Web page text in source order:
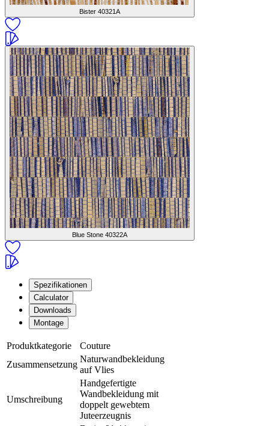
Bister 40321A
Blue Stone 40322A
Spezifikationen
Calculator
Downloads
Montage
Produktkategorie
Couture
Zusammensetzung
Naturwandbekleidung
auf Vlies
Umschreibung
Handgefertigte
Wandbekleidung mit
doppelt gewebtem
Juteerzeugnis